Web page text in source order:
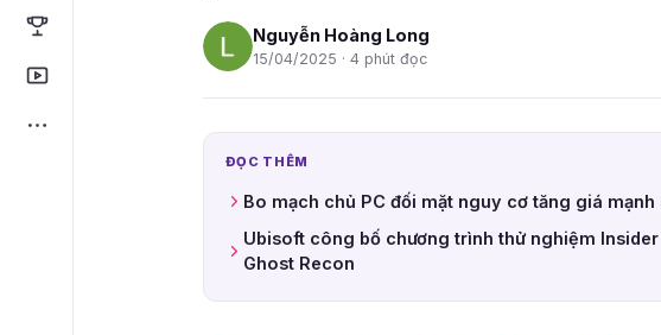
Nguyễn Hoàng Long
15/04/2025 · 4 phút đọc
ĐỌC THÊM
Bo mạch chủ PC đối mặt nguy cơ tăng giá mạnh
Ubisoft công bố chương trình thử nghiệm
Ghost Recon